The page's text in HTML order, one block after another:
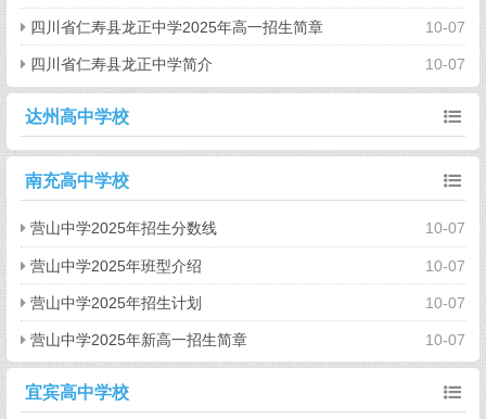
10-07
四川省仁寿县龙正中学2025年高一招生简章
10-07
四川省仁寿县龙正中学简介
达州高中学校
南充高中学校
10-07
营山中学2025年招生分数线
10-07
营山中学2025年班型介绍
10-07
营山中学2025年招生计划
10-07
营山中学2025年新高一招生简章
宜宾高中学校